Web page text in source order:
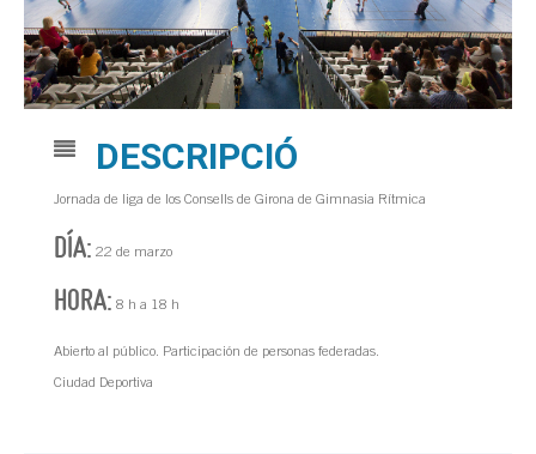
DESCRIPCIÓ
Jornada de liga de los Consells de Girona de Gimnasia Rítmica
DÍA: 22 de marzo
HORA: 8 h a 18 h
Abierto al público. Participación de personas federadas.
Ciudad Deportiva